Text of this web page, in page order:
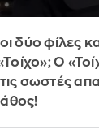
δύο φίλες
Ο
σωστές